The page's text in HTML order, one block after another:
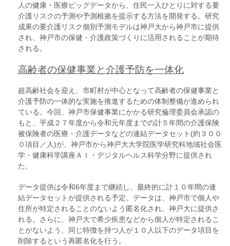
人の健康・医療ビッグデータから、住民一人ひとりに対する要
介護リスクの予測や予測根拠を提示する方法を開発する。研究
成果の要介護リスク個別予測モデルは神戸大から神戸市に提供
され、神戸市の保健・介護政策づくりに活用されることが期待
される。
高齢者の保健事業と介護予防を一体化
超高齢社会を迎え、市町村が中心となって高齢者の保健事業と
介護予防の一体的な実施を推進するための体制整備が進められ
ている。今回、神戸市保健事業にかかる研究倫理委員会承認の
もと、平成２７年度から令和元年度までの計５年間の介護保険
被保険者の医療・介護データなどの連結データセット(約３００
０項目／人)が、神戸市から神戸大大学院医学研究科地域社会医
学・健康科学講座ＡＩ・デジタルヘルス科学分野に提供され
た。
データ提供は令和6年度まで継続し、最終的に計１０年間の連
結データセットが提供される予定。データは、神戸市で個人や
住所が特定されることのないよう匿名化され、神戸大に提供さ
れる。さらに、神戸大で希少疾患などから個人が特定されるこ
とがないよう、同じ特徴を持つ人が１０人以下のデータ項目を
削除するという再匿名化を行う。